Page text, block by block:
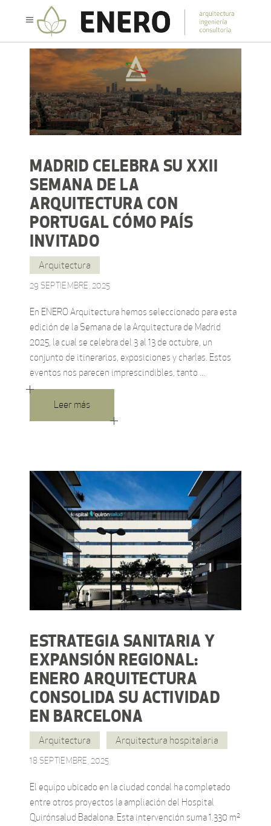
MADRID CELEBRA SU XXII
SEMANA DE LA
ARQUITECTURA CON
PORTUGAL CÓMO PAÍS
INVITADO
Arquitectura
29 SEPTIEMBRE, 2025
En ENERO Arquitectura hemos seleccionado para esta
edición de la Semana de la Arquitectura de Madrid
2025, la cual se celebra del 3 al 13 de octubre, un
conjunto de itinerarios, exposiciones y charlas. Estos
eventos nos parecen imprescindibles, tanto
Leer más
ESTRATEGIA SANITARIA Y
EXPANSIÓN REGIONAL:
ENERO ARQUITECTURA
CONSOLIDA SU ACTIVIDAD
EN BARCELONA
Arquitectura Arquitectura hospitalaria
18 SEPTIEMBRE, 2025
El equipo ubicado en la ciudad condal ha completado
entre otros proyectos la ampliación del Hospital
Quirónsalud Badalona. Esta intervención suma 1.330 m²